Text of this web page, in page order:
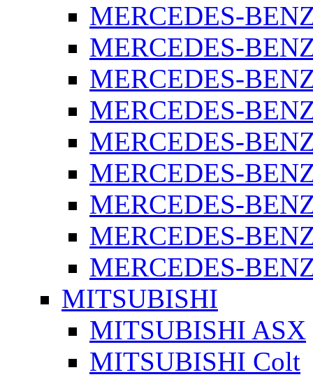
MERCEDES-
MERCEDES-
MERCEDES-
MERCEDES-
MERCEDES-
MERCEDES-
MERCEDES-
MERCEDES-
MERCEDES-
MITSUBISHI
MITSUBISHI ASX
MITSUBISHI Colt